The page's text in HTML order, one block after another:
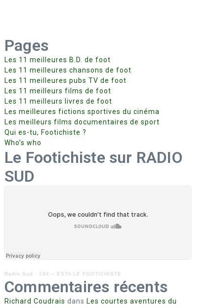
Pages
Les 11 meilleures B.D. de foot
Les 11 meilleures chansons de foot
Les 11 meilleures pubs TV de foot
Les 11 meilleurs films de foot
Les 11 meilleurs livres de foot
Les meilleures fictions sportives du cinéma
Les meilleurs films documentaires de sport
Qui es-tu, Footichiste ?
Who’s who
Le Footichiste sur RADIO
SUD
Radio Sud · 234 – ESTA LE FOOTICHISTE
Commentaires récents
Richard Coudrais dans Les courtes aventures du